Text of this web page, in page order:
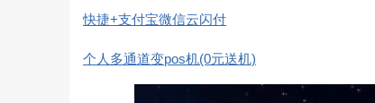
快捷+支付宝微信云闪付
个人多通道变pos机(0元送机)